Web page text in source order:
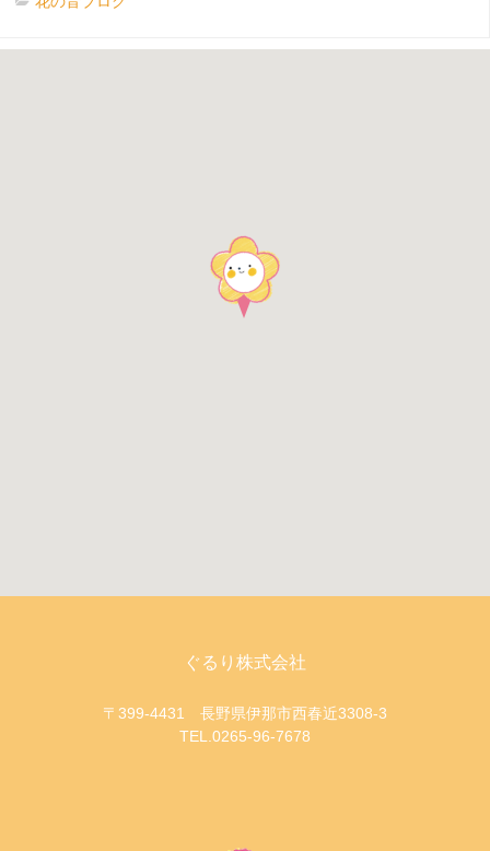
ぐるり株式会社
〒399-4431 長野県伊那市西春近3308-3
TEL.0265-96-7678